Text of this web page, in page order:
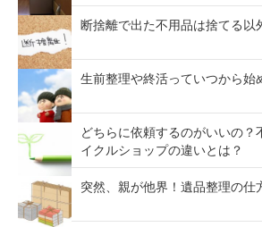
断捨離で出た不用品は捨てる以
生前整理や終活っていつから始
どちらに依頼するのがいいの
イクルショップの違いとは？
突然、親が他界！遺品整理の仕